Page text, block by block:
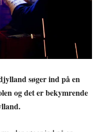
søger ind på en
og det er bekymrende